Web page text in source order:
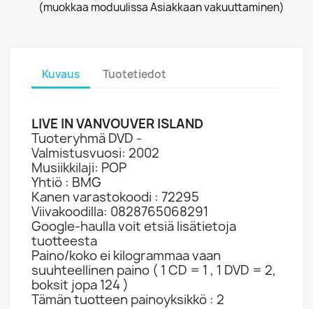
(muokkaa moduulissa Asiakkaan vakuuttaminen)
Kuvaus Tuotetiedot
LIVE IN VANVOUVER ISLAND
Tuoteryhmä DVD -
Valmistusvuosi: 2002
Musiikkilaji: POP
Yhtiö : BMG
Kanen varastokoodi : 72295
Viivakoodilla: 0828765068291
Google-haulla voit etsiä lisätietoja
tuotteesta
Paino/koko ei kilogrammaa vaan
suuhteellinen paino ( 1 CD = 1 , 1 DVD = 2,
boksit jopa 124 )
Tämän tuotteen painoyksikkö : 2